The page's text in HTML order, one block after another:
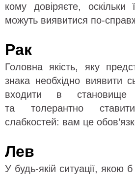
кому довіряєте, оскільки
можуть виявитися по-
Рак
Головна якість, яку
знака необхідно виявити
входити в становище
та толерантно
слабкостей: вам це
Лев
У будь-якій ситуації, якою